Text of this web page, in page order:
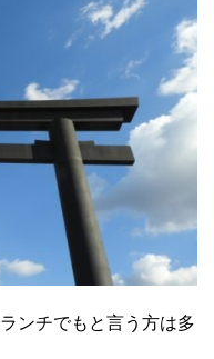
ンチでもと言う方は多